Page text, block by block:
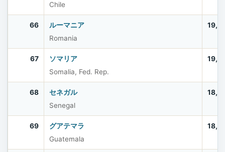
Chile
66
ルーマニア
Romania
67
ソマリア
Somalia, Fed. Rep.
68
セネガル
Senegal
69
グアテマラ
Guatemala